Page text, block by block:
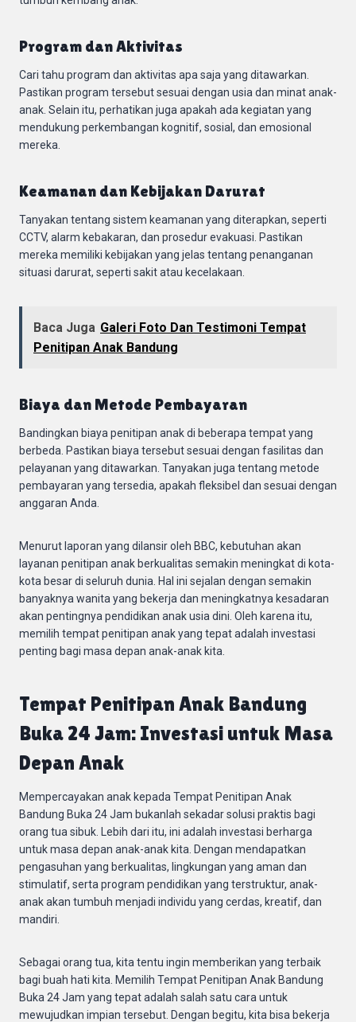
Program dan Aktivitas
Cari tahu program dan aktivitas apa saja yang ditawarkan.
Pastikan program tersebut sesuai dengan usia dan minat anak-
anak. Selain itu, perhatikan juga apakah ada kegiatan yang
mendukung perkembangan kognitif, sosial, dan emosional
mereka.
Keamanan dan Kebijakan Darurat
Tanyakan tentang sistem keamanan yang diterapkan, seperti
CCTV, alarm kebakaran, dan prosedur evakuasi. Pastikan
mereka memiliki kebijakan yang jelas tentang penanganan
situasi darurat, seperti sakit atau kecelakaan.
Baca Juga Galeri Foto Dan Testimoni Tempat
Penitipan Anak Bandung
Biaya dan Metode Pembayaran
Bandingkan biaya penitipan anak di beberapa tempat yang
berbeda. Pastikan biaya tersebut sesuai dengan fasilitas dan
pelayanan yang ditawarkan. Tanyakan juga tentang metode
pembayaran yang tersedia, apakah fleksibel dan sesuai dengan
anggaran Anda.
Menurut laporan yang dilansir oleh BBC, kebutuhan akan
layanan penitipan anak berkualitas semakin meningkat di kota-
kota besar di seluruh dunia. Hal ini sejalan dengan semakin
banyaknya wanita yang bekerja dan meningkatnya kesadaran
akan pentingnya pendidikan anak usia dini. Oleh karena itu,
memilih tempat penitipan anak yang tepat adalah investasi
penting bagi masa depan anak-anak kita.
Tempat Penitipan Anak Bandung
Buka 24 Jam: Investasi untuk Masa
Depan Anak
Mempercayakan anak kepada Tempat Penitipan Anak
Bandung Buka 24 Jam bukanlah sekadar solusi praktis bagi
orang tua sibuk. Lebih dari itu, ini adalah investasi berharga
untuk masa depan anak-anak kita. Dengan mendapatkan
pengasuhan yang berkualitas, lingkungan yang aman dan
stimulatif, serta program pendidikan yang terstruktur, anak-
anak akan tumbuh menjadi individu yang cerdas, kreatif, dan
mandiri.
Sebagai orang tua, kita tentu ingin memberikan yang terbaik
bagi buah hati kita. Memilih Tempat Penitipan Anak Bandung
Buka 24 Jam yang tepat adalah salah satu cara untuk
mewujudkan impian tersebut. Dengan begitu, kita bisa bekerja